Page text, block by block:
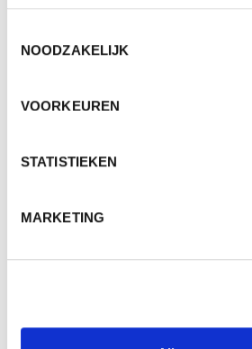
NOODZAKELIJK
VOORKEUREN
STATISTIEKEN
MARKETING
Artikelen in omdoos
BESCHIKBARE KLEUREN